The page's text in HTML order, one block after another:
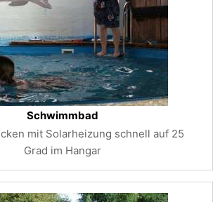
Schwimmbad
mit Solarheizung schnell auf 25
Grad im Hangar